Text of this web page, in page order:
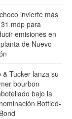
invierte más
mdp para
emisiones en
de Nuevo
& Tucker lanza su
bourbon
bajo la
Bottled-